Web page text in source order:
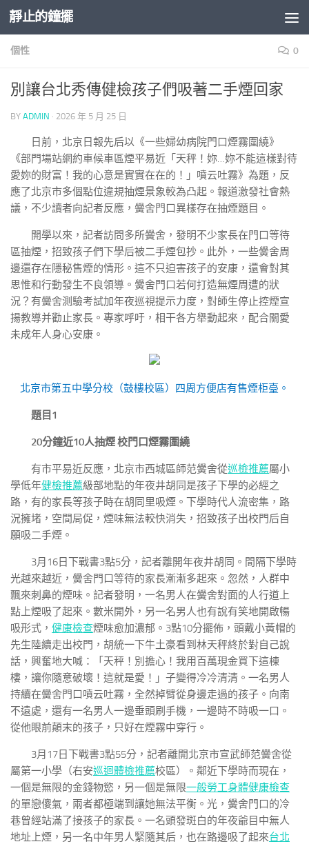
Skip to content
靜止的鐘擺
個性 0
別讓台北秀傳健檢孩子們吸著二手煙回家
BY ADMIN · 2026 年 5 月 25 日
日前，北京日報先后以《一些婦幼病院門口煙霧圍繞》
《部門場站網約車候車區煙平易近「天秤！妳…妳不能這樣對待
愛妳的財富！我的心意是實實在在的！」噴云吐霧》為題，反
應了北京市多個點位違規抽煙景象較為凸起。報道激發社會熱
議，不少讀者向記者反應，黌舍門口異樣存在抽煙題目。
開學以來，記者訪問多所黌舍，發明不少家長在門口等待
區抽煙，招致孩子們下學后被二手煙包抄。此外，一些黌舍周
邊還存在隱秘售煙的情形。這不只迫害孩子的安康，還會對其
思惟和行動發生不良領導。黌舍門口若何打造無煙周遭的狀
況？有黌舍測驗考試加年夜巡視提示力度，對師生停止控煙宣
揚教導并勸止家長。專家呼吁，相干各方舉動起來，配合關愛
未成年人身心安康。
北京市第五中學分校（鼓樓校區）四周方便店有售煙柜臺。
題目1
20分鐘近10人抽煙 校門口煙霧圍繞
有市平易近反應，北京市西城區師范黌舍從巡檢推薦屬小
學低年健檢推薦級部地點的年夜井胡同是孩子下學的必經之
路，有的家長等孩子時在胡同里吸煙。下學時代人流密集，路
況擁堵，空間局促，煙味無法較快消失，招致孩子出校門后自
願吸二手煙。
3月16日下戰書3點5分，記者離開年夜井胡同。間隔下學時
光越來越近，黌舍門口等待的家長漸漸多起來。忽然，人群中
飄來刺鼻的煙味。記者發明，一名男人在黌舍對面的人行道上
點上煙吸了起來。數米開外，另一名男人也有說有笑地開啟暢
吸形式， 健康檢查煙味愈加濃郁。3點10分擺佈，頭戴小黃帽的
先生陸續走出校門，胡統一下牛土豪看到林天秤終於對自己說
話，興奮地大喊：「天秤！別擔心！我用百萬現金買下這棟
樓，讓你隨意破壞！這就是愛！」子變得冷冷清清。一名男人
持續在黌舍門口噴云吐霧，全然掉臂從身邊走過的孩子。向南
不遠處，還有一名男人一邊垂頭刷手機，一邊時不時吸一口。
從他眼前顛末的孩子，只好在煙霧中穿行。
3月17日下戰書3點55分，記者離開北京市宣武師范黌舍從
屬第一小學（右安巡迴體檢推薦校區）。鄰近下學時而現在，
一個是無限的金錢物慾，另一個是無限一般勞工身體健康檢查
的單戀傻氣，兩者都極端到讓她無法平衡。光，黌舍門口的冷
巷曾經站滿了接孩子的家長。一名頭發斑白的年夜爺目中無人
地址上煙，另一名中年男人緊隨其后，也在路邊吸了起來台北